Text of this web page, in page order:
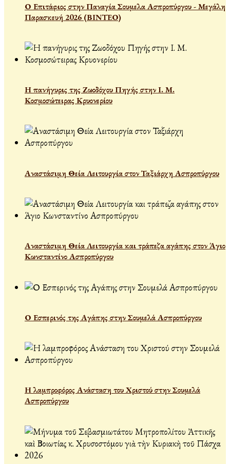
Ο Επιτάφιος στην Παναγία Σουμελα Ασπροπύργου - Μεγάλη
Παρασκευή 2026 (ΒΙΝΤΕΟ)
Η πανήγυρις της Ζωοδόχου Πηγής στην Ι. Μ.
Κοσμοσώτειρας Κρυονερίου
Αναστάσιμη Θεία Λειτουργία στον Ταξιάρχη Ασπροπύργου
Αναστάσιμη Θεία Λειτουργία και τράπεζα αγάπης στον Άγιο
Κωνσταντίνο Ασπροπύργου
Ο Εσπερινός της Αγάπης στην Σουμελά Ασπροπύργου
Η λαμπροφόρος Ανάσταση του Χριστού στην Σουμελά
Ασπροπύργου